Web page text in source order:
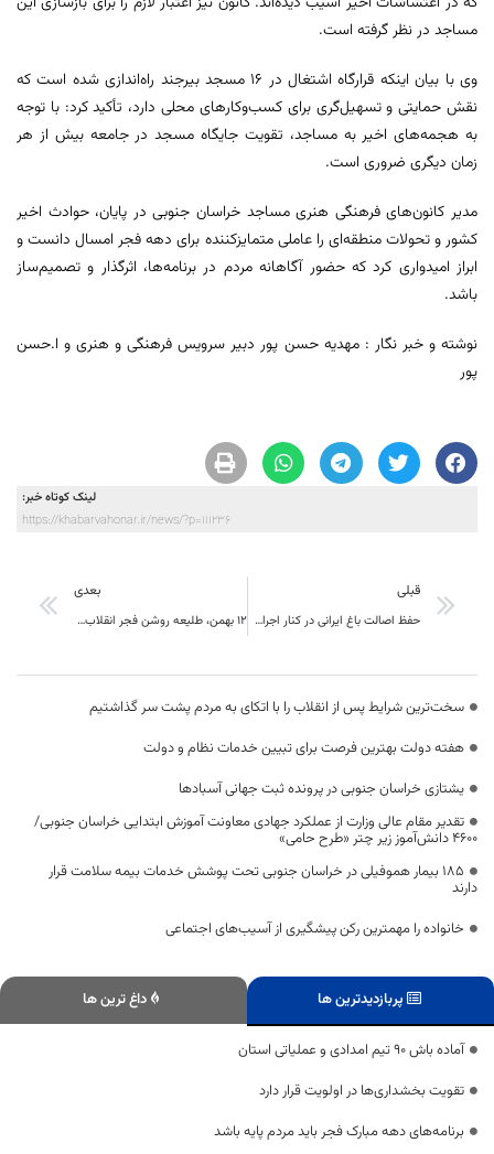
مساجد در نظر گرفته است.
وی با بیان اینکه قرارگاه اشتغال در 16 مسجد بیرجند راه‌اندازی شده است که
نقش حمایتی و تسهیل‌گری برای کسب‌وکارهای محلی دارد، تأکید کرد: با توجه
به هجمه‌های اخیر به مساجد، تقویت جایگاه مسجد در جامعه بیش از هر
زمان دیگری ضروری است.
مدیر کانون‌های فرهنگی هنری مساجد خراسان جنوبی در پایان، حوادث اخیر
کشور و تحولات منطقه‌ای را عاملی متمایزکننده برای دهه فجر امسال دانست و
ابراز امیدواری کرد که حضور آگاهانه مردم در برنامه‌ها، اثرگذار و تصمیم‌ساز
باشد.
نوشته و خبر نگار : مهدیه حسن پور دبیر سرویس فرهنگی و هنری و ا.حسن
پور
لینک کوتاه خبر:
https://khabarvahonar.ir/news/?p=111236
قبلی
حفظ اصالت باغ ایرانی در کنار اجرای برنامه‌های فرهنگی شاخص، از نقاط قوت مدیریت این مجموعه جهانی در خراسان جنوبی است
بعدی
۱۲ بهمن، طلیعه‌ روشن فجر انقلاب اسلامی و روز تجلی اراده ملتی است
سخت‌ترین شرایط پس از انقلاب را با اتکای به مردم پشت سر گذاشتیم
هفته دولت بهترین فرصت برای تبیین خدمات نظام و دولت
یشتازی خراسان جنوبی در پرونده ثبت جهانی آسبادها
تقدیر مقام عالی وزارت از عملکرد جهادی معاونت آموزش ابتدایی خراسان جنوبی/
۴۶۰۰ دانش‌آموز زیر چتر «طرح حامی»
۱۸۵ بیمار هموفیلی در خراسان جنوبی تحت پوشش خدمات بیمه سلامت قرار
دارند
خانواده را مهمترین رکن پیشگیری از آسیب‌های اجتماعی
پربازدیدترین ها داغ ترین ها
آماده باش ۹۰ تیم امدادی و عملیاتی استان
تقویت بخشداری‌ها در اولویت قرار دارد
برنامه‌های دهه مبارک فجر باید مردم پایه باشد